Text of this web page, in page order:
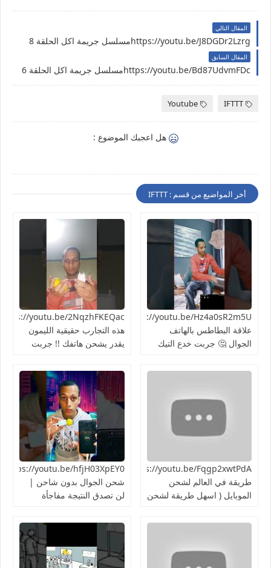
المقال التالي
https://youtu.be/J8DGDr2Lzrgمسلسل جريمة اكل الحلقة 8
المقال السابق
https://youtu.be/Bd87UdvmFDcمسلسل جريمة اكل الحلقة 6
IFTTT
Youtube
هل اعجبك الموضوع :
أخر المواضيع من قسم : IFTTT
https://youtu.be/Hz4a0sR2m5Uما
علاقة البطاطس بالهاتف
الجوال 🤔 جربت خدع التيك
هذه التجارب حقيقية الليمون
يقدر يشحن هاتفك !! جربت
https://youtu.be/Fqgp2xwtPdAأغرب
طريقة في العالم لشحن
الموبايل ( اسهل طريقة لشحن
هتنجح؟
شحن الجوال بدون شاحن |
لن تصدق النتيجة مفاجأة